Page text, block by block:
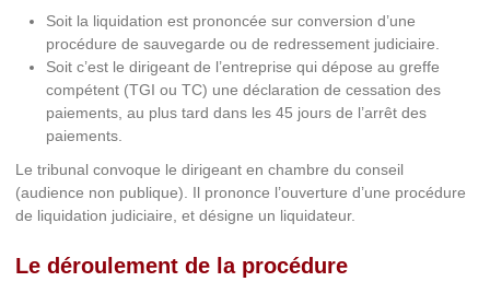
Soit la liquidation est prononcée sur conversion d’une
procédure de sauvegarde ou de redressement judiciaire.
Soit c’est le dirigeant de l’entreprise qui dépose au greffe
compétent (TGI ou TC) une déclaration de cessation des
paiements, au plus tard dans les 45 jours de l’arrêt des
paiements.
Le tribunal convoque le dirigeant en chambre du conseil
(audience non publique). Il prononce l’ouverture d’une procédure
de liquidation judiciaire, et désigne un liquidateur.
Le déroulement de la procédure